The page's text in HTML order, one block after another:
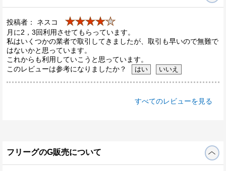
投稿者： ネスコ ★★★★★
月に2，3回利用させてもらっています。
私はいくつかの業者で取引してきましたが、取引も早いので無難で
はないかと思っています。
これからも利用していこうと思っています。
このレビューは参考になりましたか？
すべてのレビューを見る
フリーグのG販売について